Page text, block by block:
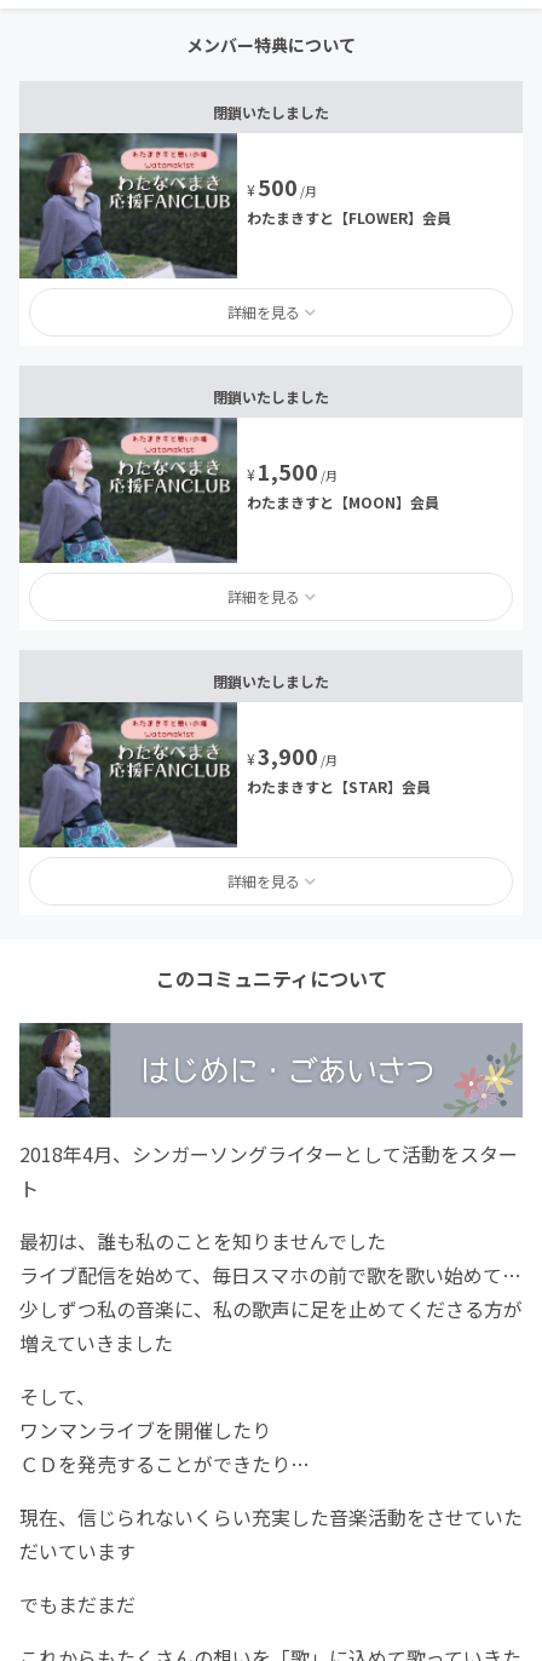
メンバー特典について
閉鎖いたしました
¥500 /月
わたまきすと【FLOWER】会員
詳細を見る
閉鎖いたしました
¥1,500 /月
わたまきすと【MOON】会員
詳細を見る
閉鎖いたしました
¥3,900 /月
わたまきすと【STAR】会員
詳細を見る
このコミュニティについて
2018年4月、シンガーソングライターとして活動をスター
ト
最初は、誰も私のことを知りませんでした
ライブ配信を始めて、毎日スマホの前で歌を歌い始めて…
少しずつ私の音楽に、私の歌声に足を止めてくださる方が
増えていきました
そして、
ワンマンライブを開催したり
ＣＤを発売することができたり…
現在、信じられないくらい充実した音楽活動をさせていた
だいています
でもまだまだ